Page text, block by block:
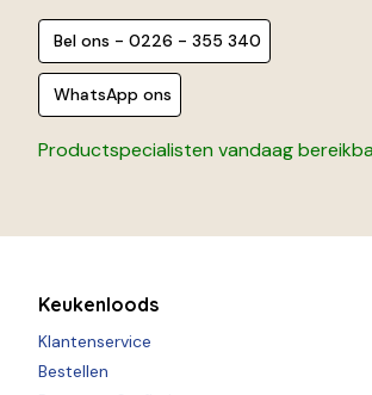
Bel ons - 0226 - 355 340
WhatsApp ons
Productspecialisten vandaag
Keukenloods
Klantenservice
Bestellen